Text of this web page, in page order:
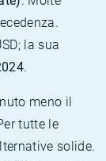
la sua
.
meno il
tutte le
solide.